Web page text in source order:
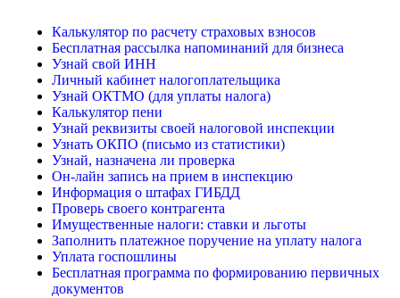
Калькулятор по расчету страховых взносов
Бесплатная рассылка напоминаний для бизнеса
Узнай свой ИНН
Личный кабинет налогоплательщика
Узнай ОКТМО (для уплаты налога)
Калькулятор пени
Узнай реквизиты своей налоговой инспекции
Узнать ОКПО (письмо из статистики)
Узнай, назначена ли проверка
Он-лайн запись на прием в инспекцию
Информация о штафах ГИБДД
Проверь своего контрагента
Имущественные налоги: ставки и льготы
Заполнить платежное поручение на уплату налога
Уплата госпошлины
Бесплатная программа по формированию первичных
документов